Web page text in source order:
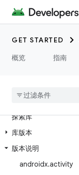
GET STARTED
概览
指南
探索库
库版本
版本说明
androidx.activity